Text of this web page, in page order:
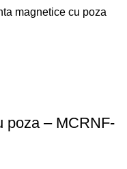
magnetice cu poza
poza – MCRNF-